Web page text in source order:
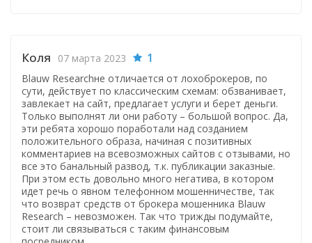
Коля 07 марта 2023 1
Blauw Researchне отличается от лохоброкеров, по
сути, действует по классическим схемам: обзванивает,
завлекает на сайт, предлагает услуги и берет деньги.
Только выполнят ли они работу – большой вопрос. Да,
эти ребята хорошо поработали над созданием
положительного образа, начиная с позитивных
комментариев на всевозможных сайтов с отзывами, но
все это банальный развод, т.к. публикации заказные.
При этом есть довольно много негатива, в котором
идет речь о явном телефонном мошенничестве, так
что возврат средств от брокера мошенника Blauw
Research – невозможен. Так что трижды подумайте,
стоит ли связываться с таким финансовым